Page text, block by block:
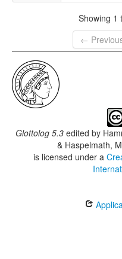
Showing 1
←
Glottolog 5.3 edited by
& Haspelmath,
is licensed under a